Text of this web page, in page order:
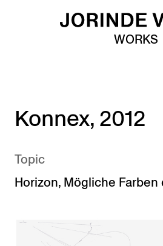
Skip to main content
WORKS
Konnex, 2012
Topic
Horizon, Mögliche Farben